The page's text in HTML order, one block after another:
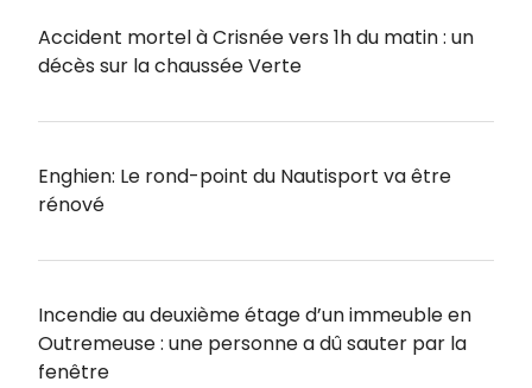
Accident mortel à Crisnée vers 1h du matin : un
décès sur la chaussée Verte
Enghien: Le rond-point du Nautisport va être
rénové
Incendie au deuxième étage d’un immeuble en
Outremeuse : une personne a dû sauter par la
fenêtre